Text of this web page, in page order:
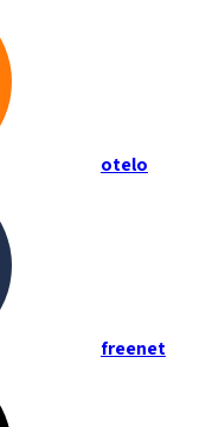
otelo
freenet